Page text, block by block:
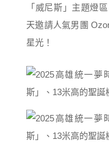
「威尼斯」主題燈
天邀請人氣男團
星光！